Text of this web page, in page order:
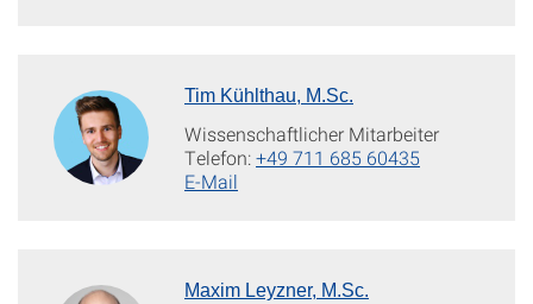
Tim Kühlthau, M.Sc.
Wissenschaftlicher Mitarbeiter
Telefon:+49 711 685 60435
E-Mail
Maxim Leyzner, M.Sc.